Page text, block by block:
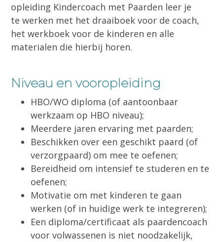
opleiding Kindercoach met Paarden leer je
te werken met het draaiboek voor de coach,
het werkboek voor de kinderen en alle
materialen die hierbij horen.
Niveau en vooropleiding
HBO/WO diploma (of aantoonbaar
werkzaam op HBO niveau);
Meerdere jaren ervaring met paarden;
Beschikken over een geschikt paard (of
verzorgpaard) om mee te oefenen;
Bereidheid om intensief te studeren en te
oefenen;
Motivatie om met kinderen te gaan
werken (of in huidige werk te integreren);
Een diploma/certificaat als paardencoach
voor volwassenen is niet noodzakelijk,